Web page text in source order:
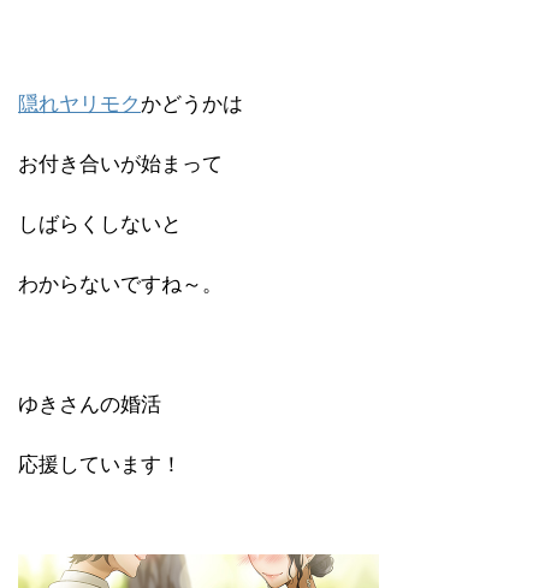
隠れヤリモク かどうかは
お付き合いが始まって
しばらくしないと
わからないですね～。
ゆきさんの婚活
応援しています！